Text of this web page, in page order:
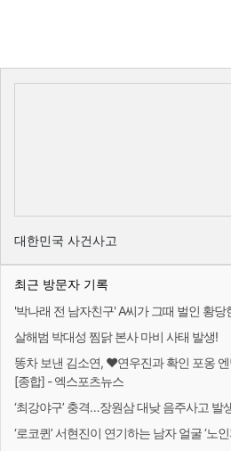
대한민국 사건사고
최근 방문자 기록
'박나래 전 남자친구' A씨가 그때 벌인 황당
살해범 박대성 찜닭 본사 마비 사태 발생!
똥차 보낸 김소연, ♥연우진과 확인 포옹
[종합] - 엑스포츠뉴스
‘최강야구’ 충격…장원삼 대낮 음주사고 발
‘로코퀸’ 서현진이 연기하는 남자 얼굴 ‘노